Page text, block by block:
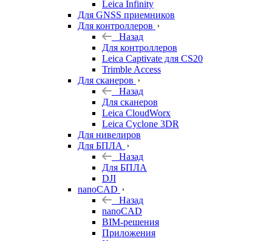
Leica Infinity
Для GNSS приемников
Для контроллеров
Назад
Для контроллеров
Leica Captivate для CS20
Trimble Access
Для сканеров
Назад
Для сканеров
Leica CloudWorx
Leica Cyclone 3DR
Для нивелиров
Для БПЛА
Назад
Для БПЛА
DJI
nanoCAD
Назад
nanoCAD
BIM-решения
Приложения